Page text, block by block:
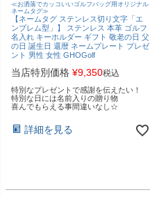
≪お洒落でカッコいいゴルフバッグ用オリジナル
ネームタグ≫
【ネームタグ ステンレス切り文字「エ
ンブレム型」】 ステンレス 本革 ゴルフ
名入れ キーホルダー ギフト 敬老の日 父
の日 誕生日 還暦 ネームプレート プレゼ
ント 男性 女性 GHOGolf
当店特別価格 ¥9,350税込
特別なプレゼントで感謝を伝えたい！
特別な日には名前入りの贈り物
喜んでもらえる事間違いなし☆
詳細を見る